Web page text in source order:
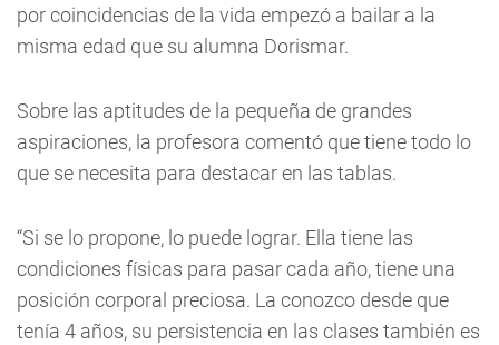
por coincidencias de la vida empezó a bailar a la
misma edad que su alumna Dorismar.
Sobre las aptitudes de la pequeña de grandes
aspiraciones, la profesora comentó que tiene todo lo
que se necesita para destacar en las tablas.
“Si se lo propone, lo puede lograr. Ella tiene las
condiciones físicas para pasar cada año, tiene una
posición corporal preciosa. La conozco desde que
tenía 4 años, su persistencia en las clases también es